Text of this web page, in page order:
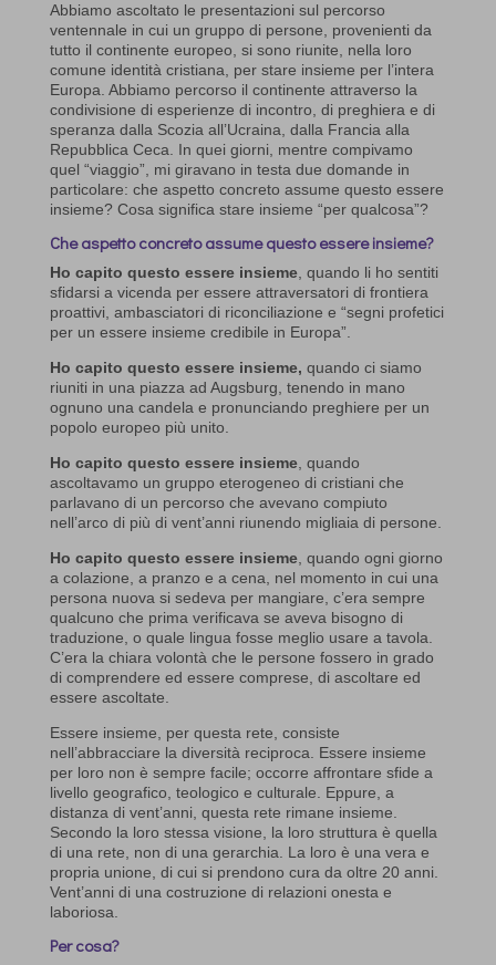
Abbiamo ascoltato le presentazioni sul percorso
ventennale in cui un gruppo di persone, provenienti da
tutto il continente europeo, si sono riunite, nella loro
comune identità cristiana, per stare insieme per l’intera
Europa. Abbiamo percorso il continente attraverso la
condivisione di esperienze di incontro, di preghiera e di
speranza dalla Scozia all’Ucraina, dalla Francia alla
Repubblica Ceca. In quei giorni, mentre compivamo
quel “viaggio”, mi giravano in testa due domande in
particolare: che aspetto concreto assume questo essere
insieme? Cosa significa stare insieme “per qualcosa”?
Che aspetto concreto assume questo essere insieme?
Ho capito questo essere insieme, quando li ho sentiti
sfidarsi a vicenda per essere attraversatori di frontiera
proattivi, ambasciatori di riconciliazione e “segni profetici
per un essere insieme credibile in Europa”.
Ho capito questo essere insieme, quando ci siamo
riuniti in una piazza ad Augsburg, tenendo in mano
ognuno una candela e pronunciando preghiere per un
popolo europeo più unito.
Ho capito questo essere insieme, quando
ascoltavamo un gruppo eterogeneo di cristiani che
parlavano di un percorso che avevano compiuto
nell’arco di più di vent’anni riunendo migliaia di persone.
Ho capito questo essere insieme, quando ogni giorno
a colazione, a pranzo e a cena, nel momento in cui una
persona nuova si sedeva per mangiare, c’era sempre
qualcuno che prima verificava se aveva bisogno di
traduzione, o quale lingua fosse meglio usare a tavola.
C’era la chiara volontà che le persone fossero in grado
di comprendere ed essere comprese, di ascoltare ed
essere ascoltate.
Essere insieme, per questa rete, consiste
nell’abbracciare la diversità reciproca. Essere insieme
per loro non è sempre facile; occorre affrontare sfide a
livello geografico, teologico e culturale. Eppure, a
distanza di vent’anni, questa rete rimane insieme.
Secondo la loro stessa visione, la loro struttura è quella
di una rete, non di una gerarchia. La loro è una vera e
propria unione, di cui si prendono cura da oltre 20 anni.
Vent’anni di una costruzione di relazioni onesta e
laboriosa.
Per cosa?